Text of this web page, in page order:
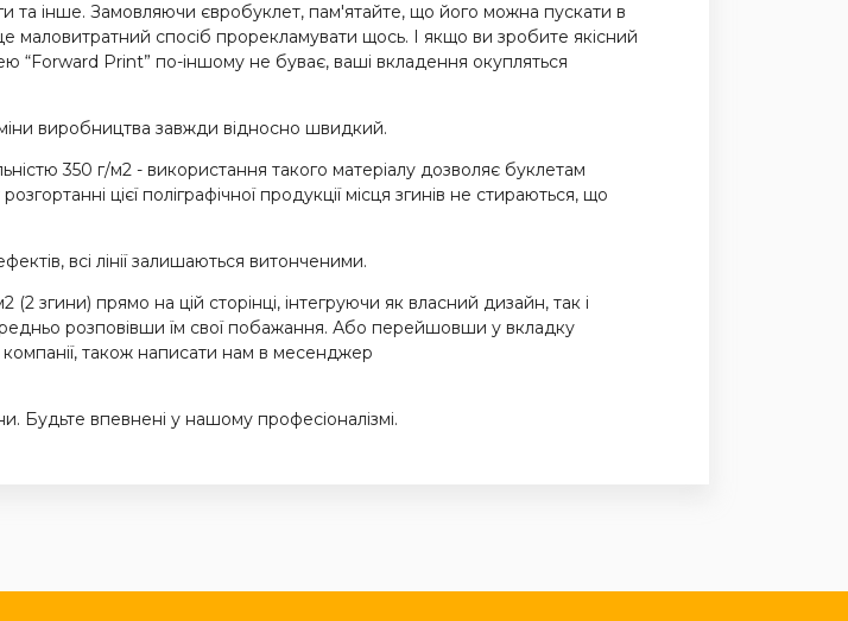
та інше. Замовляючи євробуклет, пам'ятайте, що його можна пускати в
маловитратний спосіб прорекламувати щось. І якщо ви зробите якісний
“Forward Print” по-іншому не буває, ваші вкладення окупляться
виробництва завжди відносно швидкий.
350 г/м2 - використання такого матеріалу дозволяє буклетам
цієї поліграфічної продукції місця згинів не стираються, що
всі лінії залишаються витонченими.
згини) прямо на цій сторінці, інтегруючи як власний дизайн, так і
розповівши їм свої побажання. Або перейшовши у вкладку
також написати нам в месенджер
Будьте впевнені у нашому професіоналізмі.